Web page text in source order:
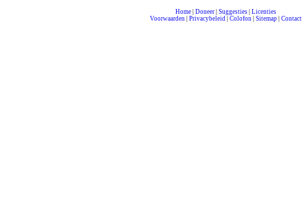
Home| Doneer| Suggesties| Licenties
Voorwaarden| Privacybeleid| Colofon| Sitemap| Contact